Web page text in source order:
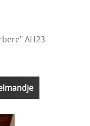
AH23-